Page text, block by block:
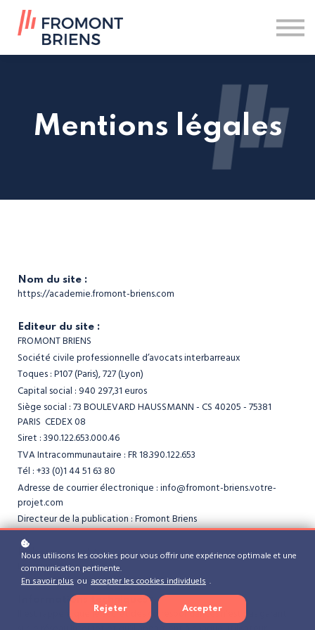
Nos formations
Se connecter
Mentions légales
Nom du site :
https://academie.fromont-briens.com
Editeur du site :
FROMONT BRIENS
Société civile professionnelle d’avocats interbarreaux
Toques : P107 (Paris), 727 (Lyon)
Capital social : 940 297,31 euros
Siège social : 73 BOULEVARD HAUSSMANN - CS 40205 - 75381
PARIS CEDEX 08
Siret : 390.122.653.000.46
TVA Intracommunautaire : FR 18.390.122.653
Tél : +33 (0)1 44 51 63 80
Adresse de courrier électronique : info@fromont-briens.votre-
projet.com
Directeur de la publication : Fromont Briens
Hébergement :
Learnworlds
Informations techniques :
Il est rappelé que le secret des correspondances n'est pas garanti
Nous utilisons les cookies pour vous offrir une expérience optimale et une
communication pertinente.
En savoir plus ou accepter les cookies individuels .
Rejeter Accepter